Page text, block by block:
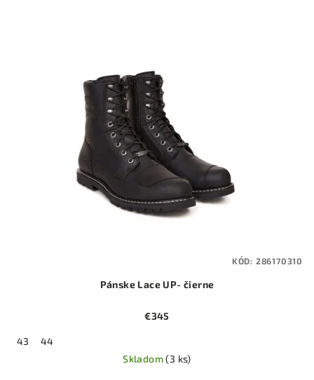
Pánske Lace UP- čierne
€345
43
44
Skladom(3 ks)
KÓD: 286170310